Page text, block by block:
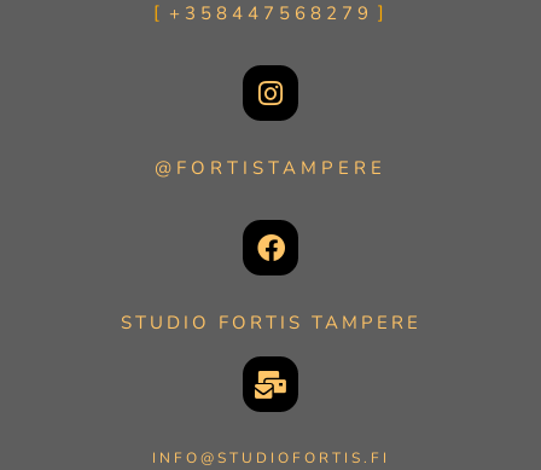
+358447568279
@FORTISTAMPERE
STUDIO FORTIS TAMPERE
INFO@STUDIOFORTIS.FI